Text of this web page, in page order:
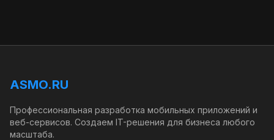
ASMO.RU
Профессиональная разработка мобильных приложений и
веб-сервисов. Создаем IT-решения для бизнеса любого
масштаба.